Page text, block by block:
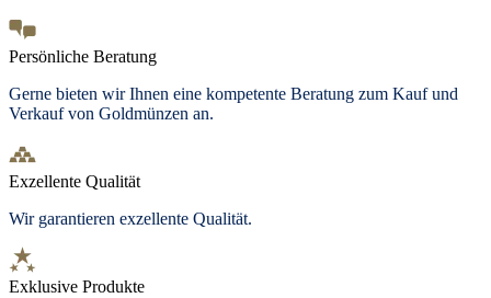
Persönliche Beratung
Gerne bieten wir Ihnen eine kompetente Beratung zum Kauf und
Verkauf von Goldmünzen an.
Exzellente Qualität
Wir garantieren exzellente Qualität.
Exklusive Produkte